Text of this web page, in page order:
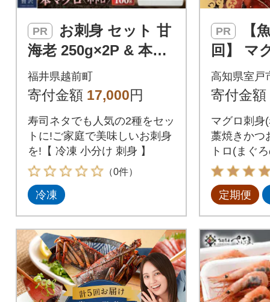
PR
海老 250g×2P & 本ま
ぐろ 中トロ 100g×1P
福井県越前町
寄付金額 17,000円
寿司ネタでも人気の2種をセッ
トに!ご家庭で美味しいお刺身
を!【 冷凍 小分け 刺身 】
（0件）
冷凍
PR
回】 マ
ロ・か
き・魚
訳あり
高知県室戸
寄付金額
マグロ刺身
藁焼きかつ
トロ(まぐ
海老、金目
市の人気の
でお届け!
ホタテ、カ
海鮮丼など
けます。小
お手軽に
嬉しいポイ
定期便